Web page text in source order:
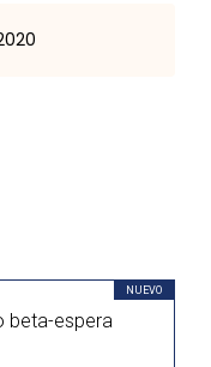
NUEVO
beta-espera